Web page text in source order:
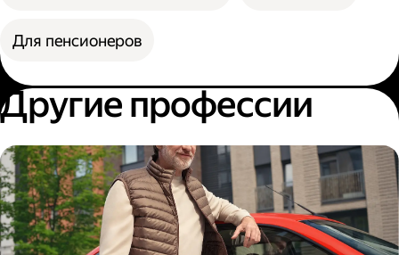
Для пенсионеров
Другие профессии